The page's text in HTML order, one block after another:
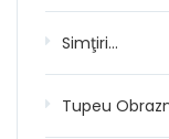
Simţiri…
Tupeu